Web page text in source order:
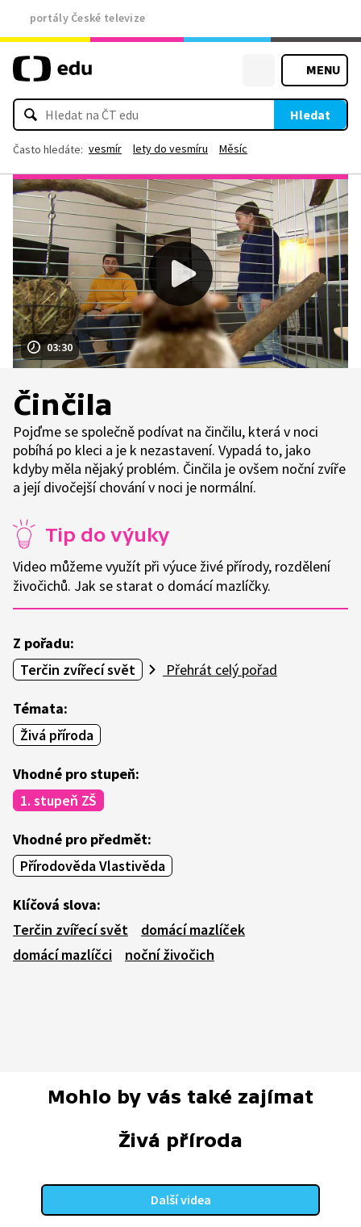
portály České televize
MENU
Hledat
Často hledáte: vesmír lety do vesmíru Měsíc
03:30
Činčila
Pojďme se společně podívat na činčilu, která v noci
pobíhá po kleci a je k nezastavení. Vypadá to, jako
kdyby měla nějaký problém. Činčila je ovšem noční zvíře
a její divočejší chování v noci je normální.
Tip do výuky
Video můžeme využít při výuce živé přírody, rozdělení
živočichů. Jak se starat o domácí mazlíčky.
Z pořadu:
Terčin zvířecí svět
Přehrát celý pořad
Témata:
Živá příroda
Vhodné pro stupeň:
1. stupeň ZŠ
Vhodné pro předmět:
Přírodověda Vlastivěda
Klíčová slova:
Terčin zvířecí svět
domácí mazlíček
domácí mazlíčci
noční živočich
Mohlo by vás také zajímat
Živá příroda
Další videa